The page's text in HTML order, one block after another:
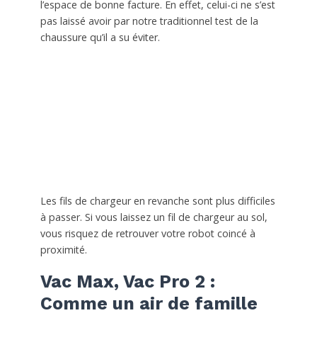
l’espace de bonne facture. En effet, celui-ci ne s’est
pas laissé avoir par notre traditionnel test de la
chaussure qu’il a su éviter.
Les fils de chargeur en revanche sont plus difficiles
à passer. Si vous laissez un fil de chargeur au sol,
vous risquez de retrouver votre robot coincé à
proximité.
Vac Max, Vac Pro 2 :
Comme un air de famille